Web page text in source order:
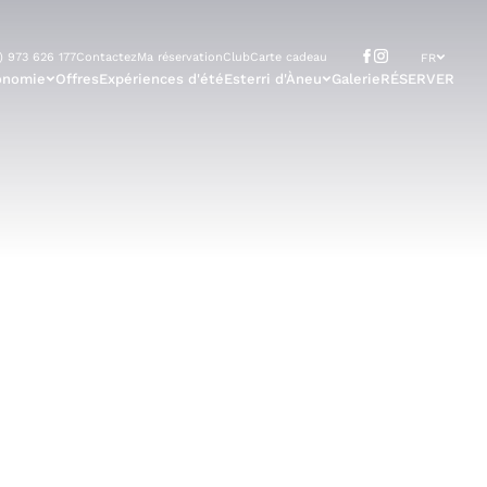
973 626 177ContactezMa réservationClubCarte cadeau FR
OffresExpériences d'étéEsterri d'Àneu GalerieRÉSERVER